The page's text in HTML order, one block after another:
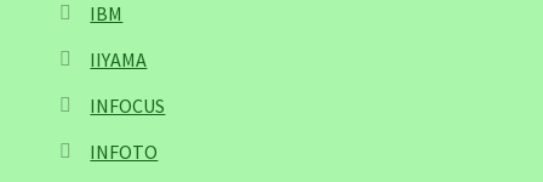
IBM
IIYAMA
INFOCUS
INFOTO